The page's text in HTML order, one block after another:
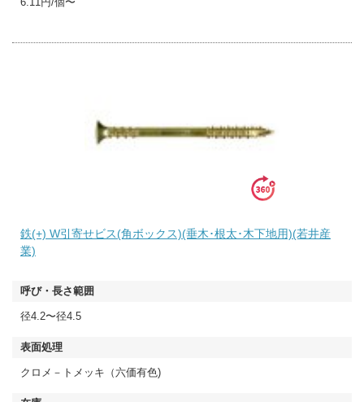
鉄(+) W引寄せビス(角ボックス)(垂木･根太･木下地用)(若井産
業)
径4.2〜径4.5
クロメ－トメッキ（六価有色)